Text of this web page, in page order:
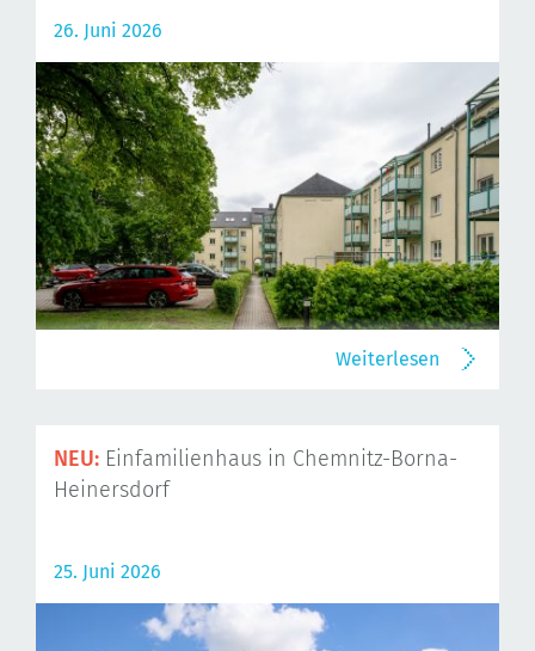
26. Juni 2026
Weiterlesen
NEU: Einfamilienhaus in Chemnitz-Borna-
Heinersdorf
25. Juni 2026